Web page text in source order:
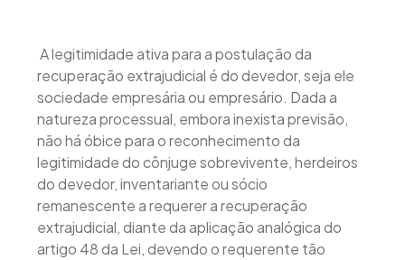
A legitimidade ativa para a postulação da
recuperação extrajudicial é do devedor, seja ele
sociedade empresária ou empresário. Dada a
natureza processual, embora inexista previsão,
não há óbice para o reconhecimento da
legitimidade do cônjuge sobrevivente, herdeiros
do devedor, inventariante ou sócio
remanescente a requerer a recuperação
extrajudicial, diante da aplicação analógica do
artigo 48 da Lei, devendo o requerente tão